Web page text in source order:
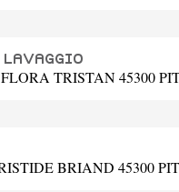
TRISTAN 45300
BRIAND 45300